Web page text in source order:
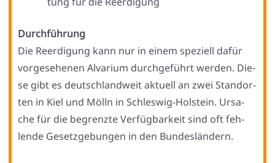
Durch­füh­rung
Die Reer­di­gung kann nur in einem spe­zi­ell dafür
vor­ge­se­he­nen Alva­ri­um durch­ge­führt wer­den. Die­
se gibt es deutsch­land­weit aktu­ell an zwei Stand­or­
ten in Kiel und Mölln in Schles­wig-Hol­stein. Ursa­
che für die begrenz­te Ver­füg­bar­keit sind oft feh­
len­de Gesetz­ge­bun­gen in den Bun­des­län­dern.